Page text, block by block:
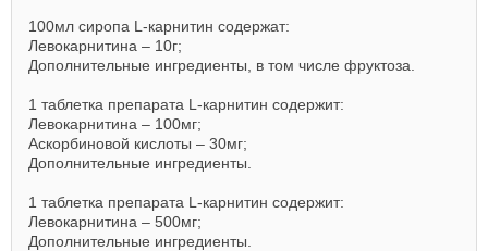
100мл сиропа L-карнитин содержат:
Левокарнитина – 10г;
Дополнительные ингредиенты, в том числе фруктоза.
1 таблетка препарата L-карнитин содержит:
Левокарнитина – 100мг;
Аскорбиновой кислоты – 30мг;
Дополнительные ингредиенты.
1 таблетка препарата L-карнитин содержит:
Левокарнитина – 500мг;
Дополнительные ингредиенты.